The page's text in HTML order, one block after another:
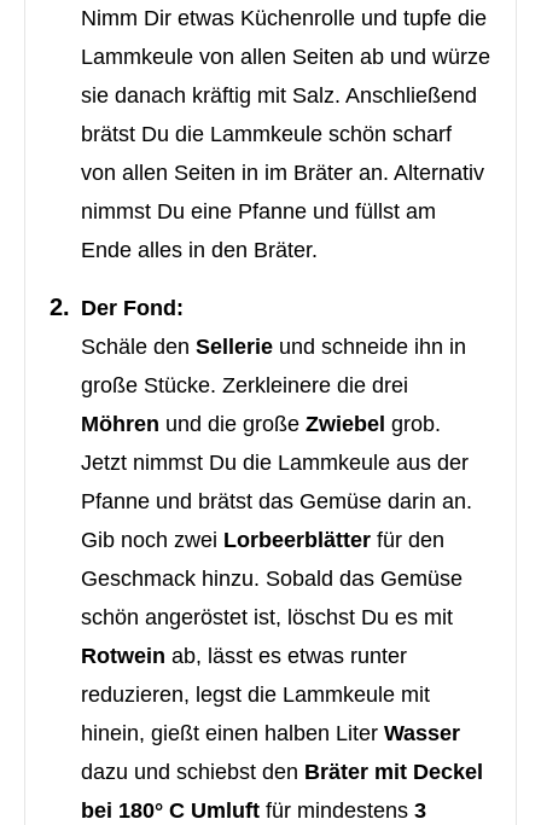
Nimm Dir etwas Küchenrolle und tupfe die
Lammkeule von allen Seiten ab und würze
sie danach kräftig mit Salz. Anschließend
brätst Du die Lammkeule schön scharf
von allen Seiten in im Bräter an. Alternativ
nimmst Du eine Pfanne und füllst am
Ende alles in den Bräter.
Der Fond:
Schäle den Sellerie und schneide ihn in
große Stücke. Zerkleinere die drei
Möhren und die große Zwiebel grob.
Jetzt nimmst Du die Lammkeule aus der
Pfanne und brätst das Gemüse darin an.
Gib noch zwei Lorbeerblätter für den
Geschmack hinzu. Sobald das Gemüse
schön angeröstet ist, löschst Du es mit
Rotwein ab, lässt es etwas runter
reduzieren, legst die Lammkeule mit
hinein, gießt einen halben Liter Wasser
dazu und schiebst den Bräter mit Deckel
bei 180° C Umluft für mindestens 3